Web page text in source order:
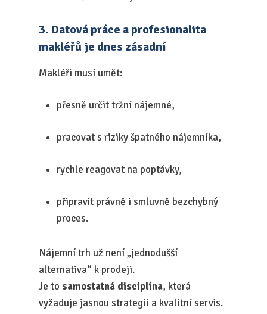
3. Datová práce a profesionalita
makléřů je dnes zásadní
Makléři musí umět:
přesně určit tržní nájemné,
pracovat s riziky špatného nájemníka,
rychle reagovat na poptávky,
připravit právně i smluvně bezchybný
proces.
Nájemní trh už není „jednodušší
alternativa“ k prodeji.
Je to samostatná disciplína, která
vyžaduje jasnou strategii a kvalitní servis.